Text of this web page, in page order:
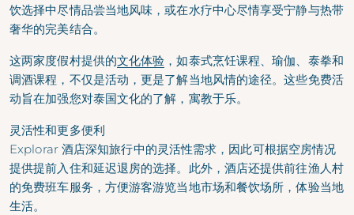
饮选择中尽情品尝当地风味，或在水疗中心尽情享受宁静与热带
奢华的完美结合。
这两家度假村提供的文化体验 ，如泰式烹饪课程、瑜伽、泰拳和
调酒课程，不仅是活动，更是了解当地风情的途径。这些免费活
动旨在加强您对泰国文化的了解，寓教于乐。
灵活性和更多便利
Explorar 酒店深知旅行中的灵活性需求，因此可根据空房情况
提供提前入住和延迟退房的选择。此外，酒店还提供前往渔人村
的免费班车服务，方便游客游览当地市场和餐饮场所，体验当地
生活。